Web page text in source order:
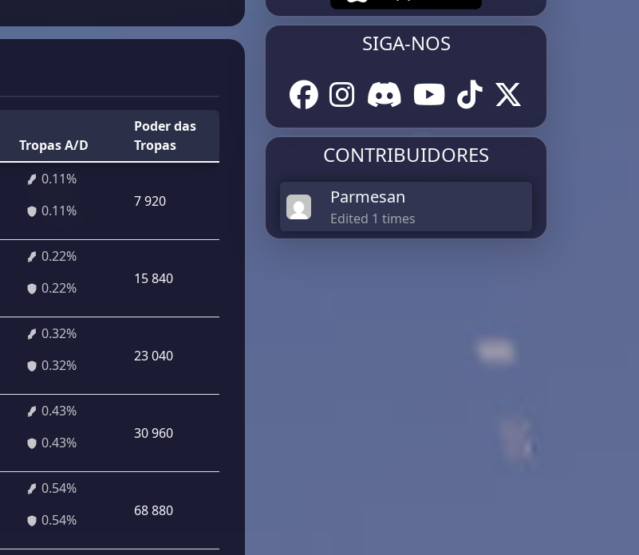
Tropas A/D
Poder das
Tropas
0.11%
0.11%
7 920
0.22%
0.22%
15 840
0.32%
0.32%
23 040
0.43%
0.43%
30 960
0.54%
0.54%
68 880
SIGA-NOS
CONTRIBUIDORES
Parmesan
Edited 1 times